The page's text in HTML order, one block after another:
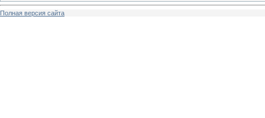
Полная версия сайта